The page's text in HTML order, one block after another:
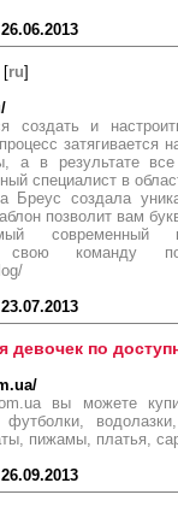
26.06.2013
[ru]
создать и
затягивается
а в результате
специалист в
Бреус создала
позволит вам
современный
свою команду
23.07.2013
девочек по
вы можете
футболки,
пижамы, платья,
26.09.2013